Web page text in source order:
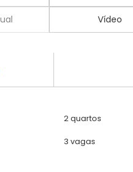
Vídeo
2 quartos
3 vagas